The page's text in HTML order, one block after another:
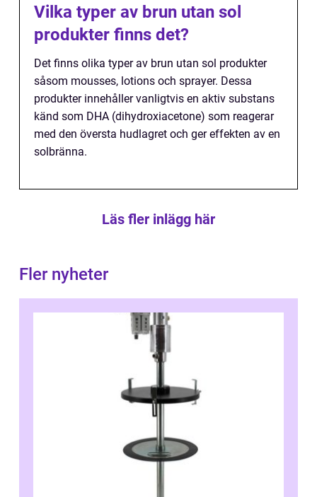
Vilka typer av brun utan sol
produkter finns det?
Det finns olika typer av brun utan sol produkter
såsom mousses, lotions och sprayer. Dessa
produkter innehåller vanligtvis en aktiv substans
känd som DHA (dihydroxiacetone) som reagerar
med den översta hudlagret och ger effekten av en
solbränna.
Läs fler inlägg här
Fler nyheter